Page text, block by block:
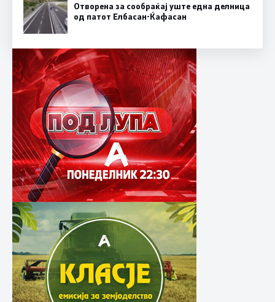
Отворена за сообраќај уште една делница
од патот Елбасан-Ќафасан